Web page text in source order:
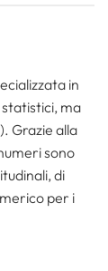
in
ma
Grazie alla
sono
di
per i